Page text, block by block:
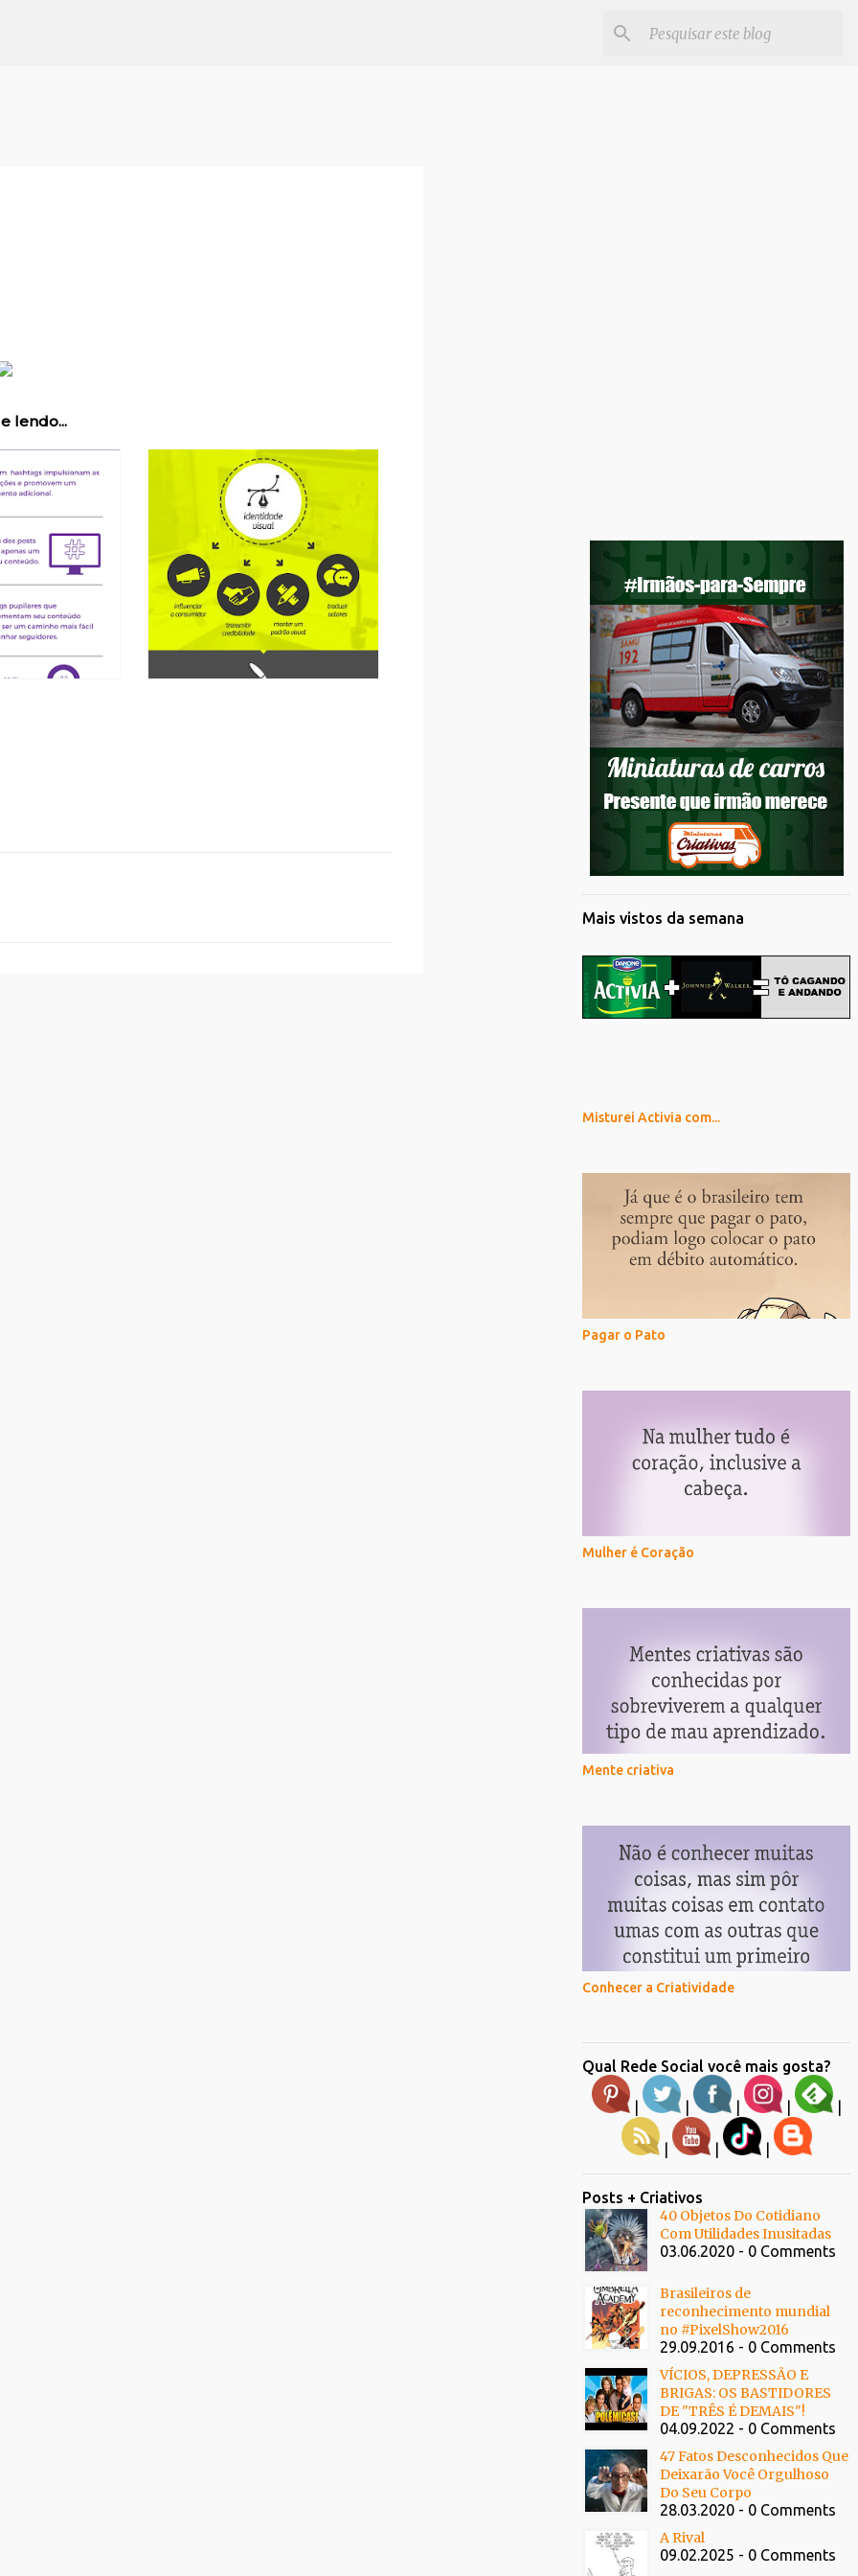
lendo...
Mais vistos da semana
Misturei Activia com...
Pagar o Pato
Mulher é Coração
Mente criativa
Conhecer a Criatividade
Qual Rede Social você mais gosta?
| | | | |
| | |
Posts + Criativos
40 Objetos Do Cotidiano
Com Utilidades Inusitadas
03.06.2020 - 0 Comments
Brasileiros de
reconhecimento mundial
no #PixelShow2016
29.09.2016 - 0 Comments
VÍCIOS, DEPRESSÃO E
BRIGAS: OS BASTIDORES
DE "TRÊS É DEMAIS"!
04.09.2022 - 0 Comments
47 Fatos Desconhecidos Que
Deixarão Você Orgulhoso
Do Seu Corpo
28.03.2020 - 0 Comments
A Rival
09.02.2025 - 0 Comments